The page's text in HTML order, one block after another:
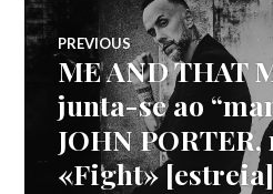
Navegação
de
artigos
PREVIOUS
Previous
post:
ME AND THAT
junta-se ao
JOHN
«Fight» [estreia]